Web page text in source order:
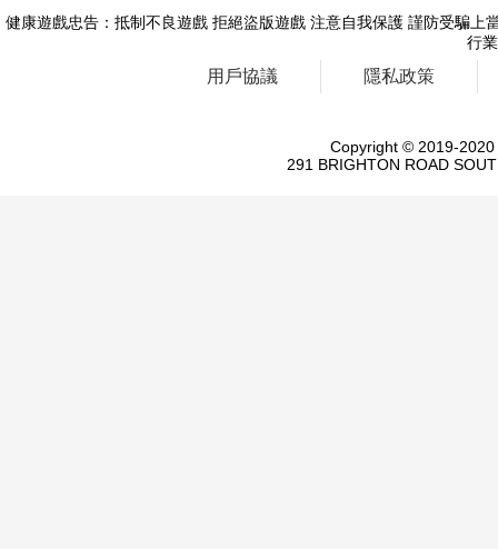
隨心掉落，逆天改命羽化登
仙，邀您共賞極致浪漫的東
健康遊戲忠告：抵制不良遊戲 拒絕盜版遊戲 注意自我保護 謹防受騙
行
用戶協議 隱私政策
Copyright © 2019-2020
291 BRIGHTON ROAD